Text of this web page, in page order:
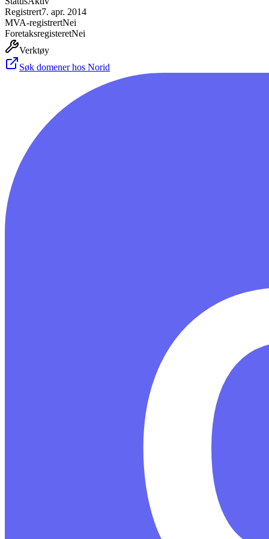
Registrert7. apr. 2014
MVA-registrertNei
ForetaksregisteretNei
Verktøy
Søk domener hos Norid